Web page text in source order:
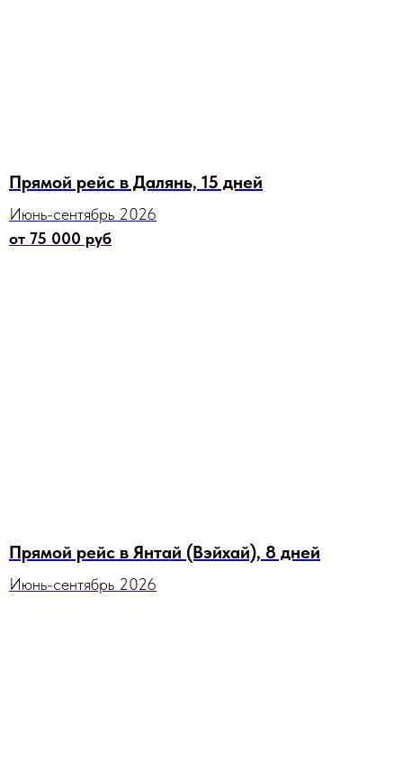
Прямой рейс в Далянь, 15 дней
Июнь-сентябрь 2026
от 75 000 руб
Прямой рейс в Янтай (Вэйхай), 8 дней
Июнь-сентябрь 2026